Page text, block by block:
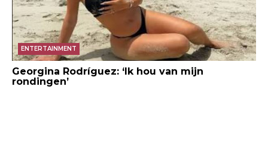
ENTERTAINMENT
Georgina Rodríguez: ‘Ik hou van mijn
rondingen’